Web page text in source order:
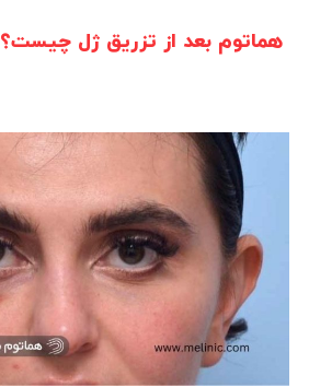
هماتوم بعد از تزریق ژل چیست؟